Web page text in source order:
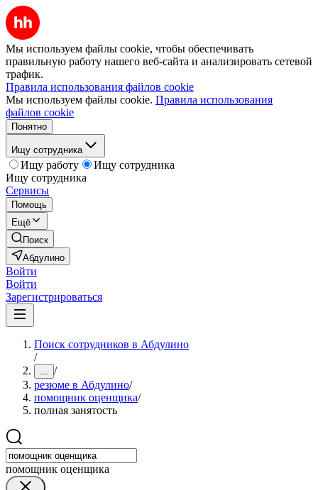
Мы используем файлы cookie, чтобы обеспечивать
правильную работу нашего веб-сайта и анализировать сетевой
трафик.
Правила использования файлов cookie
Мы используем файлы cookie. Правила использования
файлов cookie
Понятно
Ищу сотрудника
Ищу работу
Ищу сотрудника
Ищу сотрудника
Сервисы
Помощь
Ещё
Поиск
Абдулино
Войти
Войти
Зарегистрироваться
Поиск сотрудников в Абдулино
/
... /
резюме в Абдулино/
помощник оценщика/
полная занятость
помощник оценщика